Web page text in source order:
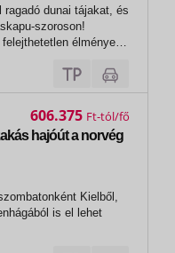
ragadó dunai tájakat, és
szoroson!
élmények
| Oltenita |
| Oltenita (9 nap/
hajóút a norvég
Kielből,
is el lehet
606.375 Ft